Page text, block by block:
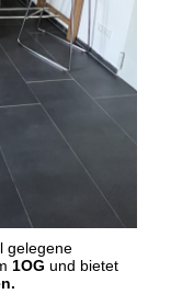
gelegene
1OG und bietet